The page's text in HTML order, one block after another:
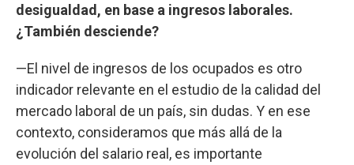
desigualdad, en base a ingresos laborales.
¿También desciende?
—El nivel de ingresos de los ocupados es otro
indicador relevante en el estudio de la calidad del
mercado laboral de un país, sin dudas. Y en ese
contexto, consideramos que más allá de la
evolución del salario real, es importante